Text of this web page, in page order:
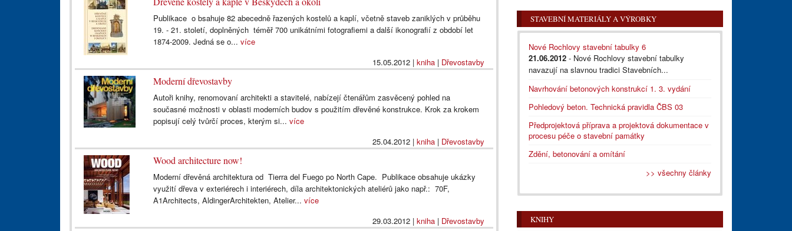
Publikace o bsahuje 82 abecedně řazených kostelů a kaplí, včetně staveb zaniklých v průběhu
19. - 21. století, doplněných téměř 700 unikátními fotografiemi a další ikonografií z období let
1874-2009. Jedná se o...více
15.05.2012| kniha| Dřevostavby
Moderní dřevostavby
Autoři knihy, renomovaní architekti a stavitelé, nabízejí čtenářům zasvěcený pohled na
současné možnosti v oblasti moderních budov s použitím dřevěné konstrukce. Krok za krokem
popisují celý tvůrčí proces, kterým si...více
25.04.2012| kniha| Dřevostavby
Wood architecture now!
Moderní dřevěná architektura od Tierra del Fuego po North Cape. Publikace obsahuje ukázky
využití dřeva v exteriérech i interiérech, díla architektonických ateliérů jako např.: 70F,
A1Architects, AldingerArchitekten, Atelier...více
29.03.2012| kniha| Dřevostavby
STAVEBNÍ MATERIÁLY A VÝROBKY
Nové Rochlovy stavební tabulky 6
21.06.2012 - Nové Rochlovy stavební tabulky
navazují na slavnou tradici Stavebních...
Navrhování betonových konstrukcí 1. 3. vydání
Pohledový beton. Technická pravidla ČBS 03
Předprojektová příprava a projektová dokumentace v
procesu péče o stavební památky
Zdění, betonování a omítání
>> všechny články
KNIHY